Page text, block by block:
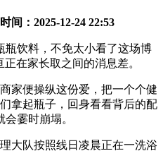
间： 2025-12-24 22:53
饮料，不免太小看了这场博
在家长取之间的消息差。
便操纵这份爱，把一个个健
拿起瓶子，回身看看背后的配
霎时崩塌。
队按照线日凌晨正在一洗浴